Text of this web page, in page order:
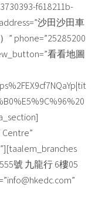
f618211b-
沙田沙田車
phone=”25285200
看看地圖
號 九龍行 6樓05